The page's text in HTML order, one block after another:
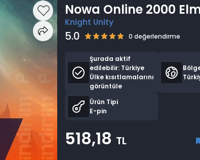
Nowa Online 2000
Knight Unity
5.0 0 değerlendirme
Şurada aktif
edilebilir: Türkiye
Ülke kısıtlamalarını
görüntüle
Ürün Tipi
E-pin
518,18 TL